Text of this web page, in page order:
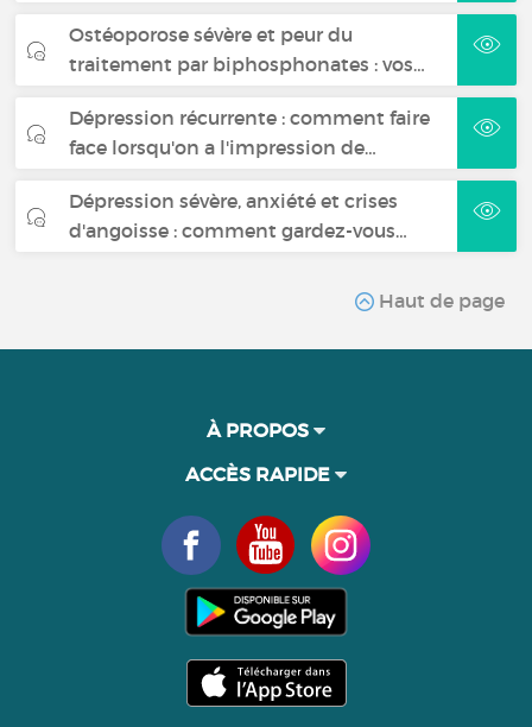
Ostéoporose sévère et peur du
traitement par biphosphonates : vos…
Dépression récurrente : comment faire
face lorsqu'on a l'impression de…
Dépression sévère, anxiété et crises
d'angoisse : comment gardez-vous…
Haut de page
À PROPOS
ACCÈS RAPIDE